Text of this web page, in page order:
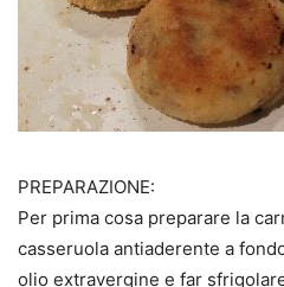
PREPARAZIONE:
Per prima cosa preparare la
casseruola antiaderente a
olio extravergine e far